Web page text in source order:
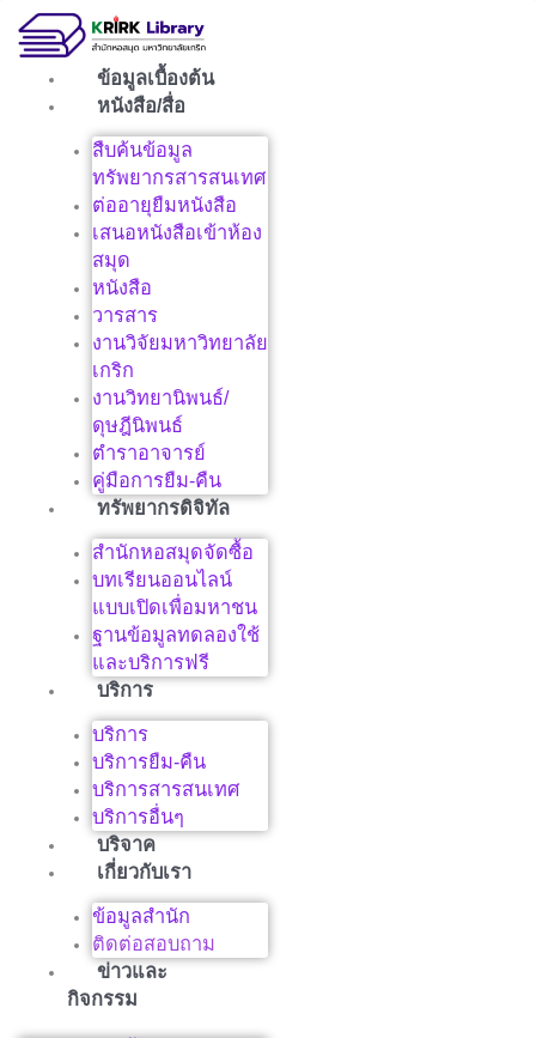
ข้อมูลเบื้องต้น
หนังสือ/สื่อ
สืบค้นข้อมูล
ทรัพยากรสารสนเทศ
ต่ออายุยืมหนังสือ
เสนอหนังสือเข้าห้อง
สมุด
หนังสือ
วารสาร
งานวิจัยมหาวิทยาลัย
เกริก
งานวิทยานิพนธ์/
ดุษฎีนิพนธ์
ตำราอาจารย์
คู่มือการยืม-คืน
ทรัพยากรดิจิทัล
สำนักหอสมุดจัดซื้อ
บทเรียนออนไลน์
แบบเปิดเพื่อมหาชน
ฐานข้อมูลทดลองใช้
และบริการฟรี
บริการ
บริการ
บริการยืม-คืน
บริการสารสนเทศ
บริการอื่นๆ
บริจาค
เกี่ยวกับเรา
ข้อมูลสำนัก
ติดต่อสอบถาม
ข่าวและ
กิจกรรม